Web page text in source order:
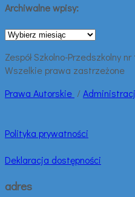
Archiwalne wpisy:
Archiwalne
Zespół Szkolno-Przedszkolny
Wszelkie prawa zastrzeżone
Prawa Autorskie /
Polityka prywatności
Deklaracja dostępności
adres